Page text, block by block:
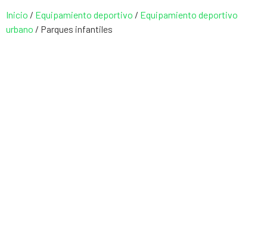
Inicio / Equipamiento deportivo / Equipamiento deportivo
urbano / Parques infantiles